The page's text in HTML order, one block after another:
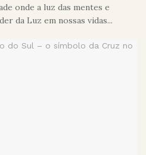
onde a luz das mentes e
da Luz em nossas vidas...